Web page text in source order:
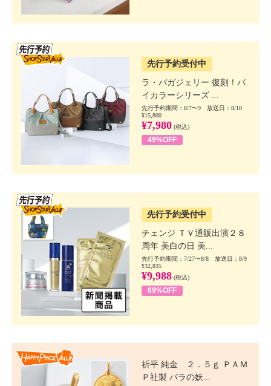
先行予約受付中
ラ・バガジェリー 復刻！バ
イカラーシリーズ ...
先行予約期間：8/7〜9 放送日：8/10
¥15,800
¥7,980 (税込)
49%OFF
先行予約受付中
チェンジ ＴＶ通販出演２８
周年 美白の日 美...
先行予約期間：7/27〜8/8 放送日：8/9
¥32,835
¥9,988 (税込)
69%OFF
祈平 純金 ２．５ｇ ＰＡＭ
Ｐ社製 バラの妖...